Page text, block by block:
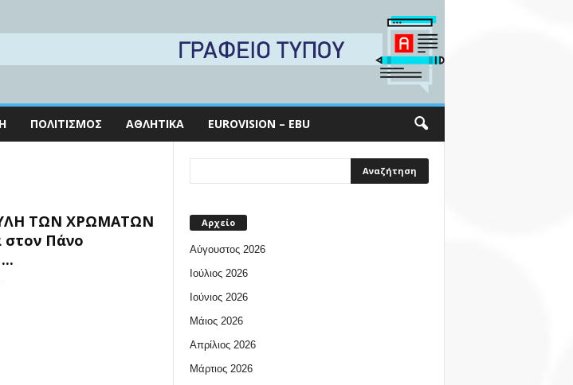
ΠΟΛΙΤΙΣΜΌΣ ΑΘΛΗΤΙΚΆ EUROVISION – EBU
ΤΩΝ ΧΡΩΜΑΤΩΝ
στον Πάνο
Αρχείο
Αύγουστος 2026
Ιούλιος 2026
Ιούνιος 2026
Μάιος 2026
Απρίλιος 2026
Μάρτιος 2026